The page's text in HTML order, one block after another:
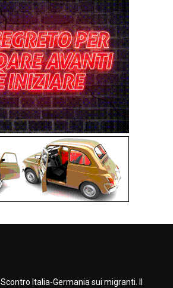
Scontro Italia-Germania sui migranti. Il